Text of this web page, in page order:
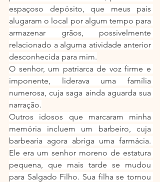
espaçoso depósito, que meus pais
alugaram o local por algum tempo para
armazenar grãos, possivelmente
relacionado a alguma atividade anterior
desconhecida para mim.
O senhor, um patriarca de voz firme e
imponente, liderava uma família
numerosa, cuja saga ainda aguarda sua
narração.
Outros idosos que marcaram minha
memória incluem um barbeiro, cuja
barbearia agora abriga uma farmácia.
Ele era um senhor moreno de estatura
pequena, que mais tarde se mudou
para Salgado Filho. Sua filha se tornou